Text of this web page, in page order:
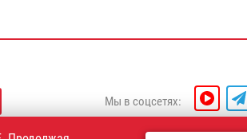
Мы в соцсетях: